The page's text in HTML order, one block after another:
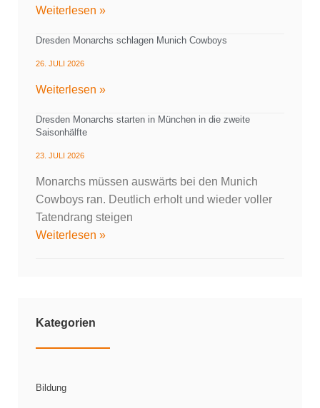
Weiterlesen »
Dresden Monarchs schlagen Munich Cowboys
26. JULI 2026
Weiterlesen »
Dresden Monarchs starten in München in die zweite
Saisonhälfte
23. JULI 2026
Monarchs müssen auswärts bei den Munich
Cowboys ran. Deutlich erholt und wieder voller
Tatendrang steigen
Weiterlesen »
Kategorien
Bildung